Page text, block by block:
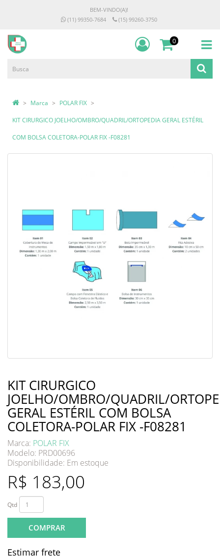
BEM-VINDO(A)!
(11) 99350-7684
(15) 99260-3750
0
Marca POLAR FIX
KIT CIRURGICO JOELHO/OMBRO/QUADRIL/ORTOPEDIA GERAL ESTÉRIL
COM BOLSA COLETORA-POLAR FIX -F08281
KIT CIRURGICO
JOELHO/OMBRO/QUADRIL/
GERAL ESTÉRIL COM BOLSA
COLETORA-POLAR FIX -F08281
Marca: POLAR FIX
Modelo: PRD00696
Disponibilidade: Em estoque
R$ 183,00
Qtd
COMPRAR
Estimar frete